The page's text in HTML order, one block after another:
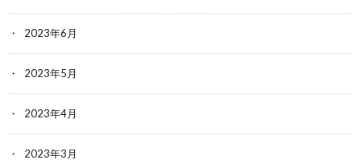
2023年6月
2023年5月
2023年4月
2023年3月